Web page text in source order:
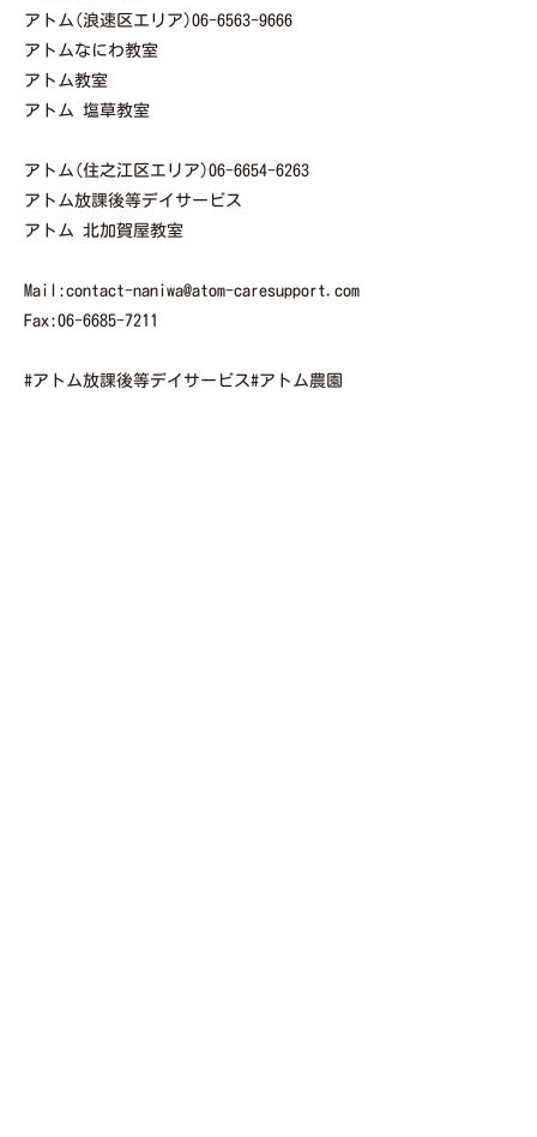
アトム(浪速区エリア)06-6563-9666
アトムなにわ教室
アトム教室
アトム 塩草教室
アトム(住之江区エリア)06-6654-6263
アトム放課後等デイサービス
アトム 北加賀屋教室
Mail:contact-naniwa@atom-caresupport.com
Fax:06-6685-7211
#アトム放課後等デイサービス#アトム農園